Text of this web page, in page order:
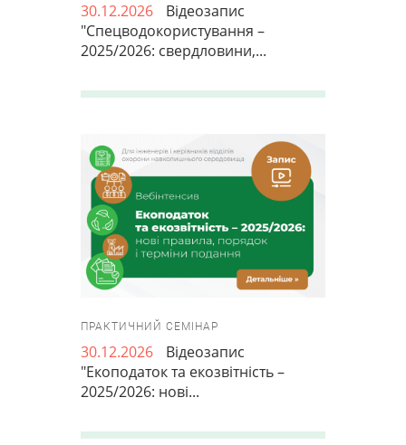
30.12.2026
Відеозапис
"Спецводокористування –
2025/2026: свердловини,...
ПРАКТИЧНИЙ СЕМІНАР
30.12.2026
Відеозапис
"Екоподаток та екозвітність –
2025/2026: нові...